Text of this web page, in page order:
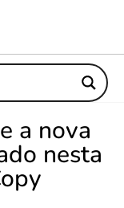
a nova
nesta